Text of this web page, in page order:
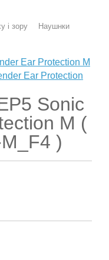
і зору Наушнки
Sonic
M (
)